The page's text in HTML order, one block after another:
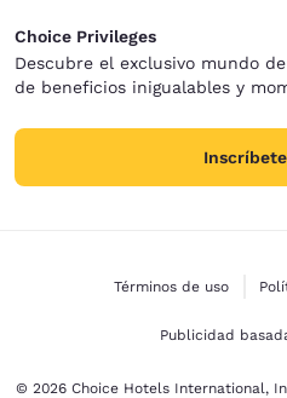
Choice Privileges
Descubre el exclusivo mundo
de beneficios inigualables y
Términos de uso
Publicidad
© 2026 Choice Hotels International,